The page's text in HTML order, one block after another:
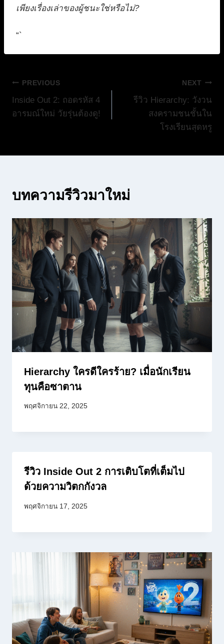
เพียงเรื่องเล่าของผู้ชนะใช่หรือไม่?
“`
แนะแนว
เรื่อง
PREVIOUS
Inside Out 2: ถอดรหัส 4
อารมณ์ใหม่ วัยรุ่นต้องดู!
NEXT
รีวิว Hierarchy: วังวน
สงครามชนชั้นใน
โรงเรียนสุดหรู
บทความรีวิวมาใหม่
Hierarchy ใครดีใครร้าย? เมื่อนักเรียน
ทุนคือซาตาน
พฤศจิกายน 22, 2025
รีวิว Inside Out 2 การเติบโตที่เต็มไป
ด้วยความวิตกกังวล
พฤศจิกายน 17, 2025